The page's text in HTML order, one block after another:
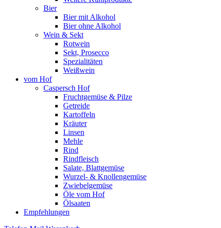
Bier
Bier mit Alkohol
Bier ohne Alkohol
Wein & Sekt
Rotwein
Sekt, Prosecco
Spezialitäten
Weißwein
vom Hof
Caspersch Hof
Fruchtgemüse & Pilze
Getreide
Kartoffeln
Kräuter
Linsen
Mehle
Rind
Rindfleisch
Salate, Blattgemüse
Wurzel- & Knollengemüse
Zwiebelgemüse
Öle vom Hof
Ölsaaten
Empfehlungen